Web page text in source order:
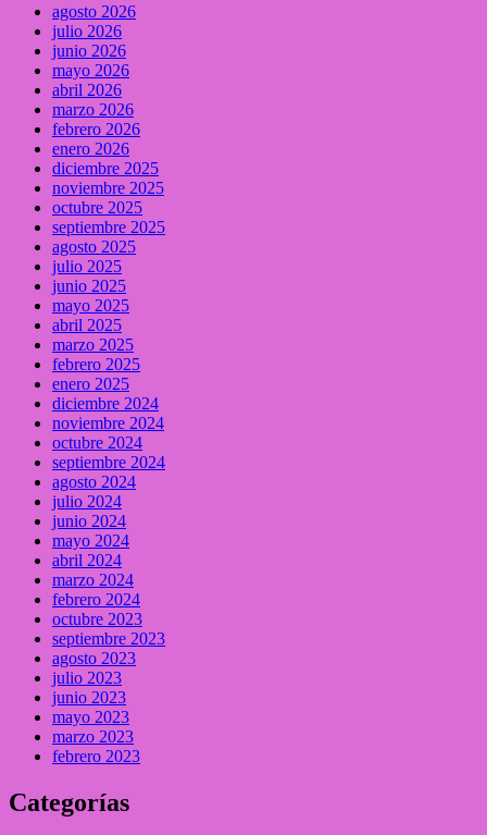
agosto 2026
julio 2026
junio 2026
mayo 2026
abril 2026
marzo 2026
febrero 2026
enero 2026
diciembre 2025
noviembre 2025
octubre 2025
septiembre 2025
agosto 2025
julio 2025
junio 2025
mayo 2025
abril 2025
marzo 2025
febrero 2025
enero 2025
diciembre 2024
noviembre 2024
octubre 2024
septiembre 2024
agosto 2024
julio 2024
junio 2024
mayo 2024
abril 2024
marzo 2024
febrero 2024
octubre 2023
septiembre 2023
agosto 2023
julio 2023
junio 2023
mayo 2023
marzo 2023
febrero 2023
Categorías